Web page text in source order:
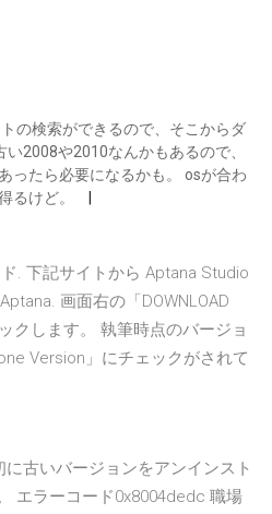
の検索ができるので、そこからダ
2008や2010なんかもあるので、
ったら必要になるかも。 osが合わ
るけど。
. 下記サイトから Aptana Studio
画面右の「DOWNLOAD
クします。 執筆時点のバージョ
Version」にチェックがされて
古いバージョンをアンインスト
エラーコード0x8004dedc 職場